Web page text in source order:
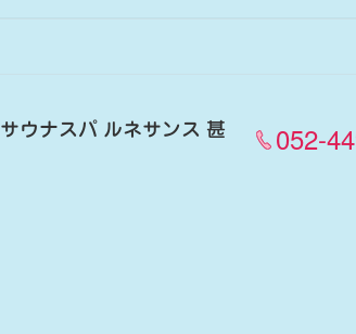
サウナスパ ルネサンス 甚 052-